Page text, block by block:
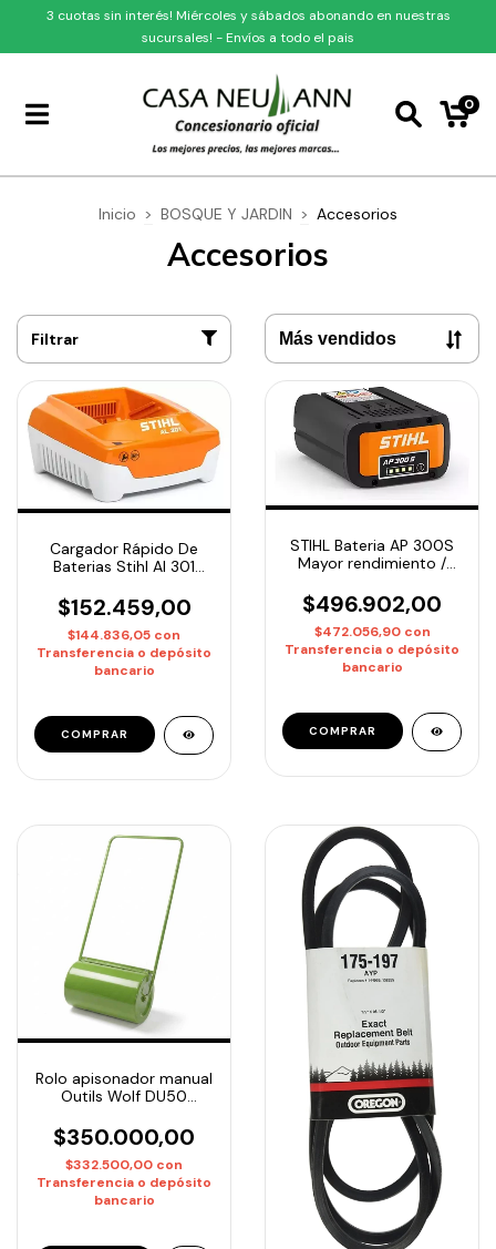
3 cuotas sin interés! Miércoles y sábados abonando en nuestras
sucursales! - Envíos a todo el pais
0
Inicio > BOSQUE Y JARDIN > Accesorios
Accesorios
Filtrar
Cargador Rápido De
Baterias Stihl Al 301
$152.459,00
$144.836,05 con
Transferencia o depósito
bancario
STIHL Bateria AP 300S
Mayor rendimiento /
$496.902,00
$472.056,90 con
Transferencia o depósito
bancario
Rolo apisonador manual
Outils Wolf DU50
$350.000,00
$332.500,00 con
Transferencia o depósito
bancario